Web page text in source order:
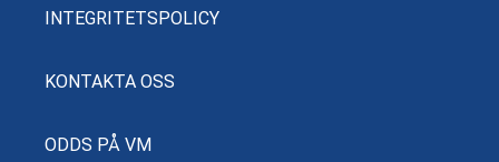
INTEGRITETSPOLICY
KONTAKTA OSS
ODDS PÅ VM